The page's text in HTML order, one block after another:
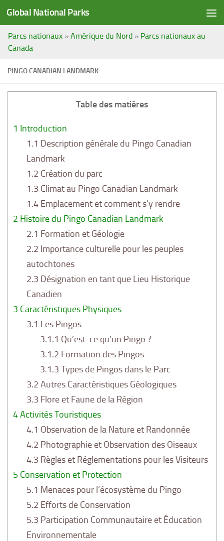
Saltar al contenido
Global National Parks
Parcs nationaux » Amérique du Nord » Parcs nationaux au
Canada
PINGO CANADIAN LANDMARK
Table des matières
1 Introduction
1.1 Description générale du Pingo Canadian
Landmark
1.2 Création du parc
1.3 Climat au Pingo Canadian Landmark
1.4 Emplacement et comment s’y rendre
2 Histoire du Pingo Canadian Landmark
2.1 Formation et Géologie
2.2 Importance culturelle pour les peuples
autochtones
2.3 Désignation en tant que Lieu Historique
Canadien
3 Caractéristiques Physiques
3.1 Les Pingos
3.1.1 Qu’est-ce qu’un Pingo ?
3.1.2 Formation des Pingos
3.1.3 Types de Pingos dans le Parc
3.2 Autres Caractéristiques Géologiques
3.3 Flore et Faune de la Région
4Activités Touristiques
4.1 Observation de la Nature et Randonnée
4.2 Photographie et Observation des Oiseaux
4.3 Règles et Réglementations pour les Visiteurs
5 Conservation et Protection
5.1 Menaces pour l’écosystème du Pingo
5.2 Efforts de Conservation
5.3 Participation Communautaire et Éducation
Environnementale